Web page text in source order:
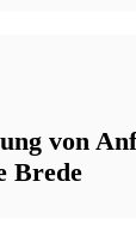
von
Brede